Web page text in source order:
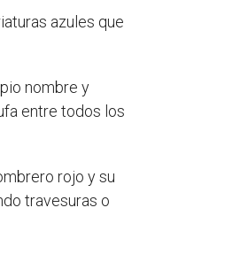
azules que
nombre y
entre todos los
rojo y su
travesuras o